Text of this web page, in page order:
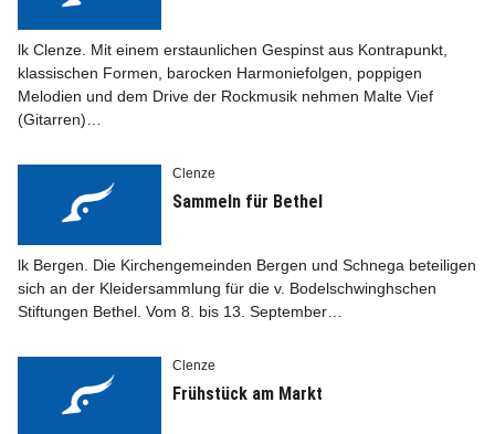
lk Clenze. Mit einem erstaunlichen Gespinst aus Kontrapunkt,
klassischen Formen, barocken Harmoniefolgen, poppigen
Melodien und dem Drive der Rockmusik nehmen Malte Vief
(Gitarren)…
Clenze
Sammeln für Bethel
lk Bergen. Die Kirchengemeinden Bergen und Schnega beteiligen
sich an der Kleidersammlung für die v. Bodelschwingh­schen
Stiftungen Bethel. Vom 8. bis 13. September…
Clenze
Frühstück am Markt